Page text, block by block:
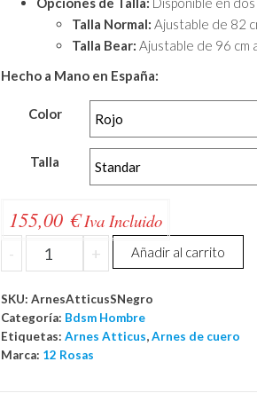
Talla Normal: Ajustable de 82
Talla Bear: Ajustable de 96 cm
Hecho a Mano en España:
Color
Talla
155,00 € Iva Incluido
-
Arnes
+ Añadir al carrito
SKU: ArnesAtticusSNegro
Categoría: Bdsm Hombre
Etiquetas: Arnes Atticus,Arnes de cuero
Marca: 12 Rosas